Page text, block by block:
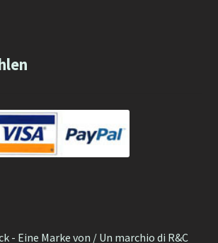
- Eine Marke von / Un marchio di R&C